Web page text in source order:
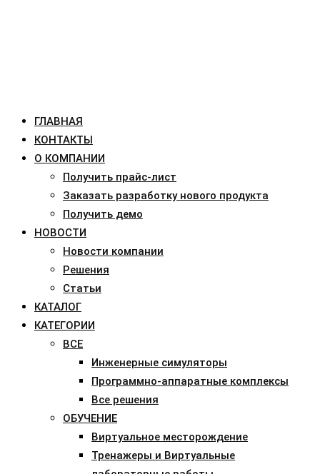
ГЛАВНАЯ
КОНТАКТЫ
О КОМПАНИИ
Получить прайс-лист
Заказать разработку нового продукта
Получить демо
НОВОСТИ
Новости компании
Решения
Статьи
КАТАЛОГ
КАТЕГОРИИ
ВСЕ
Инженерные симуляторы
Программно-аппаратные комплексы
Все решения
ОБУЧЕНИЕ
Виртуальное месторождение
Тренажеры и Виртуальные